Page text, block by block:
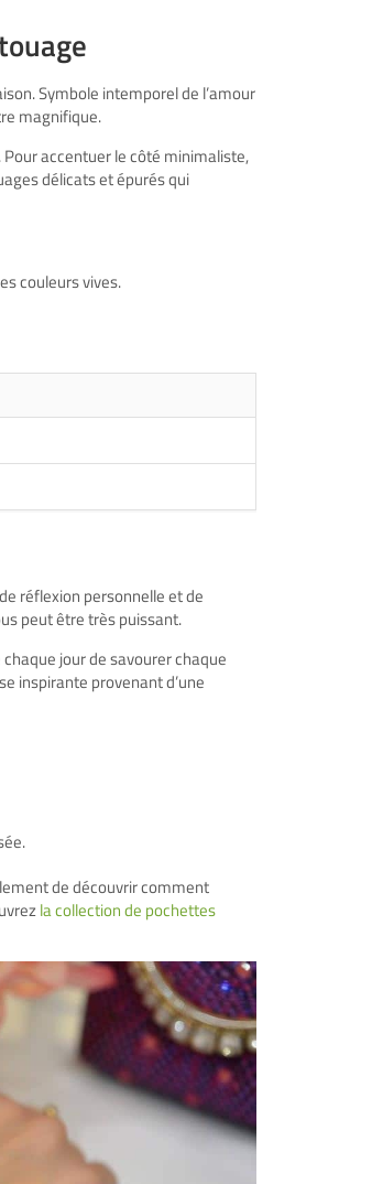
Symbole intemporel de l’amour
magnifique.
accentuer le côté minimaliste,
délicatset épurés qui
couleurs vives.
réflexion personnelle et de
peut être très puissant.
jour de savourer chaque
inspirante provenant d’une
de découvrir comment
la collection de pochettes